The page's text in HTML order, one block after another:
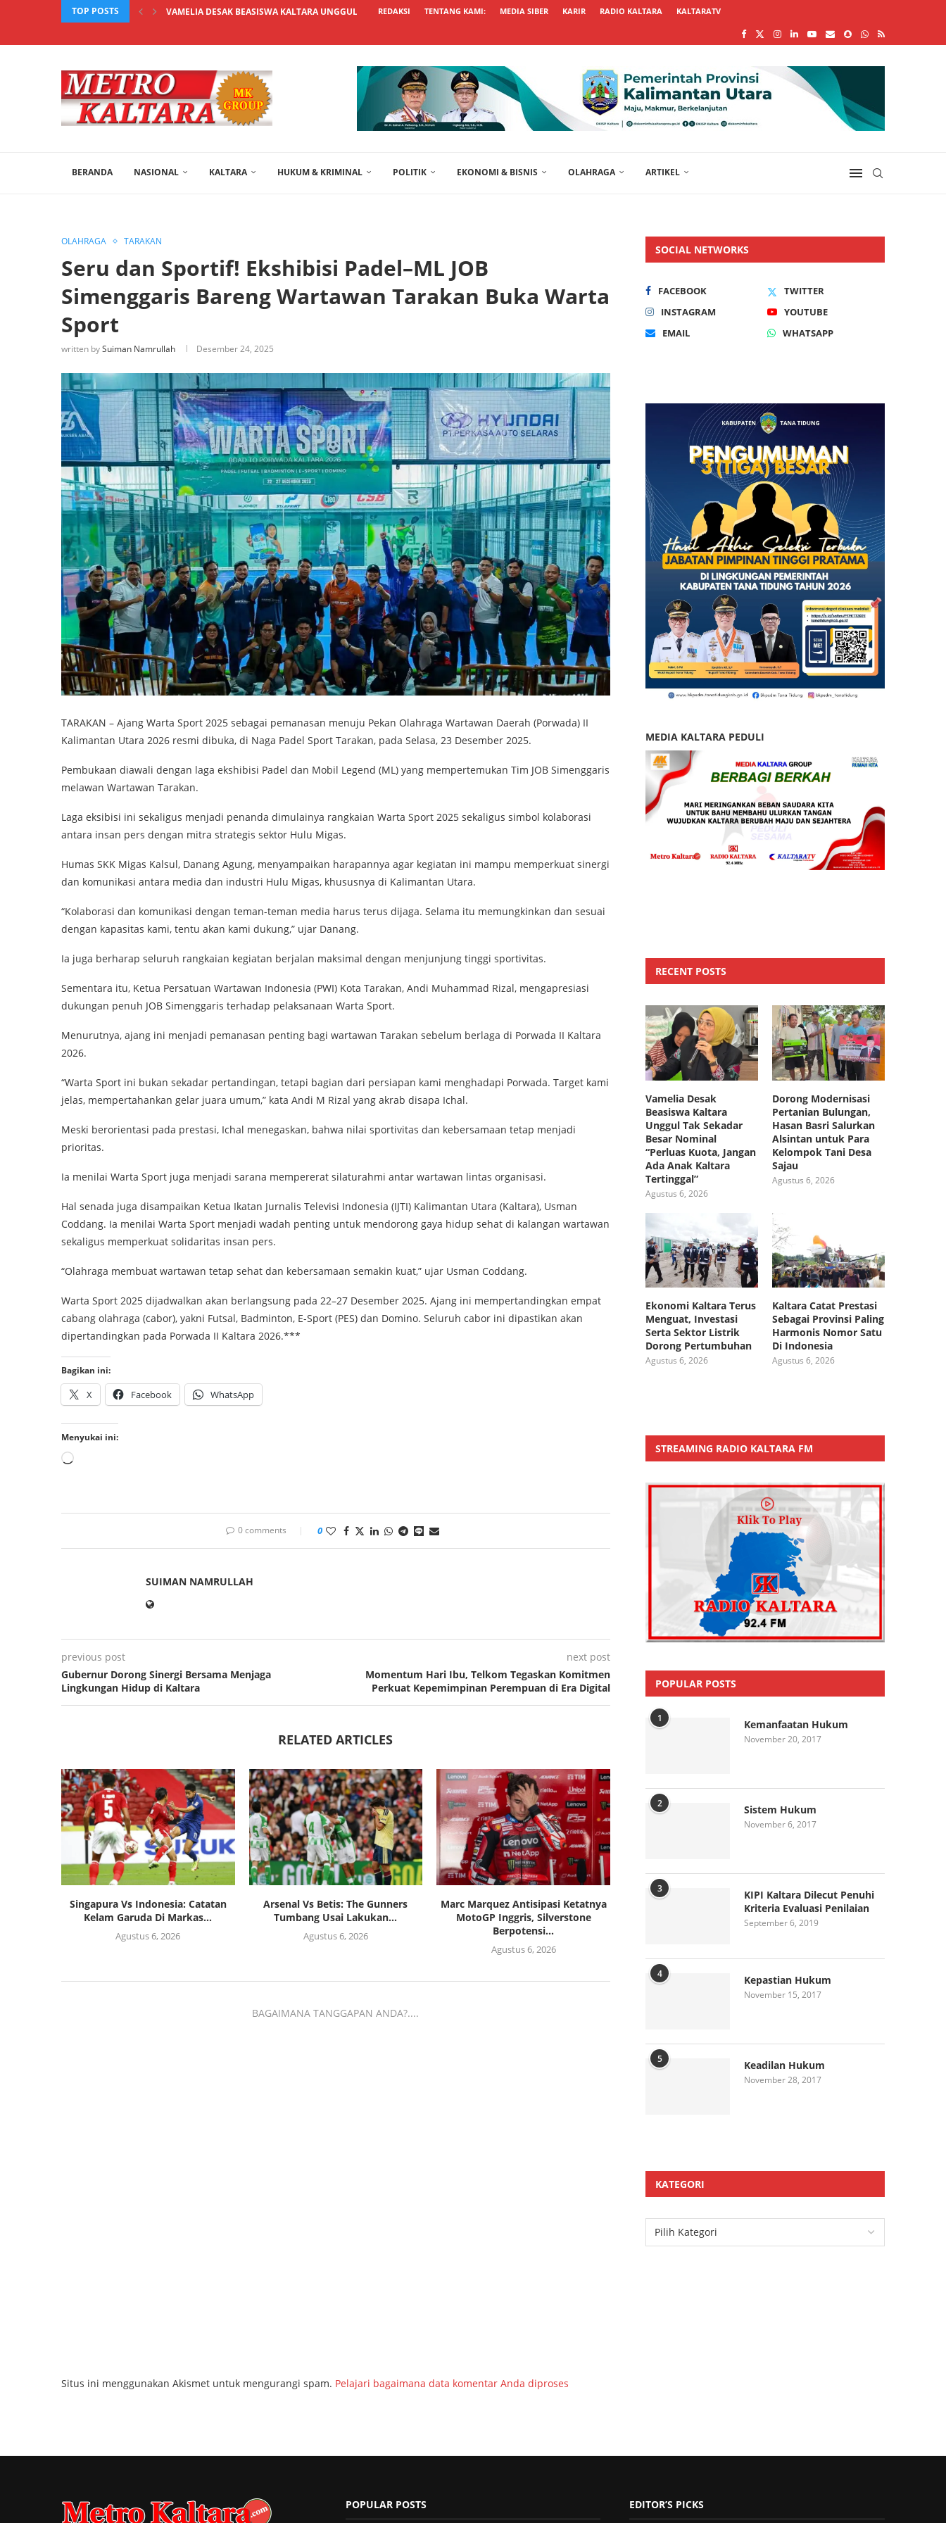
TOP POSTS VAMELIA DESAK BEASISWA KALTARA UNGGUL TAK SEKADAR BESAR...
REDAKSI TENTANG KAMI: MEDIA SIBER KARIR RADIO KALTARA KALTARATV
BERANDA NASIONAL KALTARA HUKUM & KRIMINAL POLITIK EKONOMI & BISNIS OLAHRAGA ARTIKEL
OLAHRAGA TARAKAN
Seru dan Sportif! Ekshibisi Padel–ML JOB
Simenggaris Bareng Wartawan Tarakan Buka Warta
Sport
written bySuiman Namrullah Desember 24, 2025
TARAKAN – Ajang Warta Sport 2025 sebagai pemanasan menuju Pekan Olahraga Wartawan Daerah (Porwada) II
Kalimantan Utara 2026 resmi dibuka, di Naga Padel Sport Tarakan, pada Selasa, 23 Desember 2025.
Pembukaan diawali dengan laga ekshibisi Padel dan Mobil Legend (ML) yang mempertemukan Tim JOB Simenggaris
melawan Wartawan Tarakan.
Laga eksibisi ini sekaligus menjadi penanda dimulainya rangkaian Warta Sport 2025 sekaligus simbol kolaborasi
antara insan pers dengan mitra strategis sektor Hulu Migas.
Humas SKK Migas Kalsul, Danang Agung, menyampaikan harapannya agar kegiatan ini mampu memperkuat sinergi
dan komunikasi antara media dan industri Hulu Migas, khususnya di Kalimantan Utara.
“Kolaborasi dan komunikasi dengan teman-teman media harus terus dijaga. Selama itu memungkinkan dan sesuai
dengan kapasitas kami, tentu akan kami dukung,” ujar Danang.
Ia juga berharap seluruh rangkaian kegiatan berjalan maksimal dengan menjunjung tinggi sportivitas.
Sementara itu, Ketua Persatuan Wartawan Indonesia (PWI) Kota Tarakan, Andi Muhammad Rizal, mengapresiasi
dukungan penuh JOB Simenggaris terhadap pelaksanaan Warta Sport.
Menurutnya, ajang ini menjadi pemanasan penting bagi wartawan Tarakan sebelum berlaga di Porwada II Kaltara
2026.
“Warta Sport ini bukan sekadar pertandingan, tetapi bagian dari persiapan kami menghadapi Porwada. Target kami
jelas, mempertahankan gelar juara umum,” kata Andi M Rizal yang akrab disapa Ichal.
Meski berorientasi pada prestasi, Ichal menegaskan, bahwa nilai sportivitas dan kebersamaan tetap menjadi
prioritas.
Ia menilai Warta Sport juga menjadi sarana mempererat silaturahmi antar wartawan lintas organisasi.
Hal senada juga disampaikan Ketua Ikatan Jurnalis Televisi Indonesia (IJTI) Kalimantan Utara (Kaltara), Usman
Coddang. Ia menilai Warta Sport menjadi wadah penting untuk mendorong gaya hidup sehat di kalangan wartawan
sekaligus memperkuat solidaritas insan pers.
“Olahraga membuat wartawan tetap sehat dan kebersamaan semakin kuat,” ujar Usman Coddang.
Warta Sport 2025 dijadwalkan akan berlangsung pada 22–27 Desember 2025. Ajang ini mempertandingkan empat
cabang olahraga (cabor), yakni Futsal, Badminton, E-Sport (PES) dan Domino. Seluruh cabor ini dipastikan akan
dipertandingkan pada Porwada II Kaltara 2026.***
Bagikan ini:
X Facebook WhatsApp
Menyukai ini:
0 comments 0
SUIMAN NAMRULLAH
previous post
Gubernur Dorong Sinergi Bersama Menjaga
Lingkungan Hidup di Kaltara
next post
Momentum Hari Ibu, Telkom Tegaskan Komitmen
Perkuat Kepemimpinan Perempuan di Era Digital
RELATED ARTICLES
Singapura Vs Indonesia: Catatan
Kelam Garuda Di Markas...
Agustus 6, 2026
Arsenal Vs Betis: The Gunners
Tumbang Usai Lakukan...
Agustus 6, 2026
Marc Marquez Antisipasi Ketatnya
MotoGP Inggris, Silverstone
Berpotensi...
Agustus 6, 2026
BAGAIMANA TANGGAPAN ANDA?....
Situs ini menggunakan Akismet untuk mengurangi spam. Pelajari bagaimana data komentar Anda diproses
SOCIAL NETWORKS
FACEBOOK
TWITTER
INSTAGRAM
YOUTUBE
EMAIL
WHATSAPP
MEDIA KALTARA PEDULI
RECENT POSTS
Vamelia Desak
Beasiswa Kaltara
Unggul Tak Sekadar
Besar Nominal
“Perluas Kuota, Jangan
Ada Anak Kaltara
Tertinggal”
Agustus 6, 2026
Dorong Modernisasi
Pertanian Bulungan,
Hasan Basri Salurkan
Alsintan untuk Para
Kelompok Tani Desa
Sajau
Agustus 6, 2026
Ekonomi Kaltara Terus
Menguat, Investasi
Serta Sektor Listrik
Dorong Pertumbuhan
Agustus 6, 2026
Kaltara Catat Prestasi
Sebagai Provinsi Paling
Harmonis Nomor Satu
Di Indonesia
Agustus 6, 2026
STREAMING RADIO KALTARA FM
POPULAR POSTS
1 Kemanfaatan Hukum
November 20, 2017
2 Sistem Hukum
November 6, 2017
3
KIPI Kaltara Dilecut Penuhi
Kriteria Evaluasi Penilaian
September 6, 2019
4 Kepastian Hukum
November 15, 2017
5 Keadilan Hukum
November 28, 2017
KATEGORI
POPULAR POSTS EDITOR’S PICKS